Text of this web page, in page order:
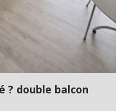
? double balcon